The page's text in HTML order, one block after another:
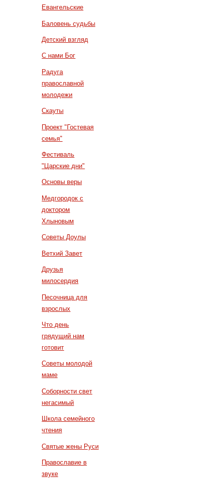
Евангельские
Баловень судьбы
Детский взгляд
С нами Бог
Радуга
православной
молодежи
Скауты
Проект "Гостевая
семья"
Фестиваль
"Царские дни"
Основы веры
Медгородок с
доктором
Хлыновым
Советы Доулы
Ветхий Завет
Друзья
милосердия
Песочница для
взрослых
Что день
грядущий нам
готовит
Советы молодой
маме
Соборности свет
негасимый
Школа семейного
чтения
Святые жены Руси
Православие в
звуке